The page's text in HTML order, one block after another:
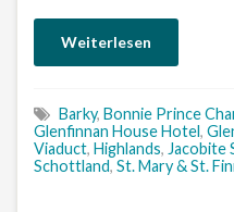
Weiterlesen
Barky, Bonnie Prince
Glenfinnan House Hotel,
Viaduct, Highlands, Jacobite
Schottland, St. Mary & St.